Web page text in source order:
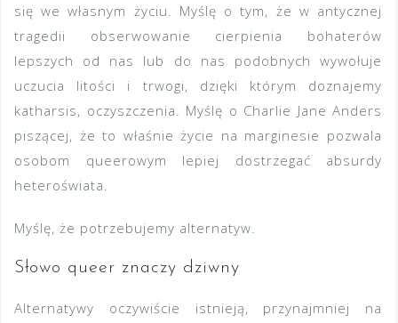
się we własnym życiu. Myślę o tym, że w antycznej
tragedii obserwowanie cierpienia bohaterów
lepszych od nas lub do nas podobnych wywołuje
uczucia litości i trwogi, dzięki którym doznajemy
katharsis, oczyszczenia. Myślę o Charlie Jane Anders
piszącej, że to właśnie życie na marginesie pozwala
osobom queerowym lepiej dostrzegać absurdy
heteroświata.
Myślę, że potrzebujemy alternatyw.
Słowo queer znaczy dziwny
Alternatywy oczywiście istnieją, przynajmniej na